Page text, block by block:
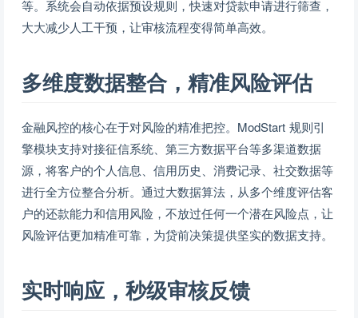
等。系统会自动依据预设规则，快速对贷款申请进行筛查，
大大减少人工干预，让审核流程变得简单高效。
多维度数据整合，精准风险评估
金融风控的核心在于对风险的精准把控。ModStart 规则引
擎模块支持对接征信系统、第三方数据平台等多渠道数据
源，将客户的个人信息、信用历史、消费记录、社交数据等
进行全方位整合分析。通过大数据算法，从多个维度评估客
户的还款能力和信用风险，不放过任何一个潜在风险点，让
风险评估更加精准可靠，为贷前决策提供坚实的数据支持。
实时响应，秒级审核反馈